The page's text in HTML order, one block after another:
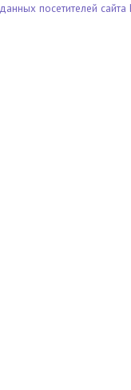
посетителей